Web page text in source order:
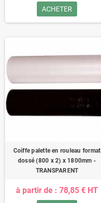
ACHETER
Coiffe palette en rouleau format
dossé (800 x 2) x 1800mm -
TRANSPARENT
à partir de : 78,85 € HT